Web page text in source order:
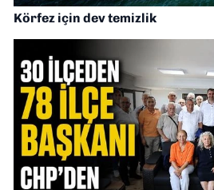
Körfez için dev temizlik